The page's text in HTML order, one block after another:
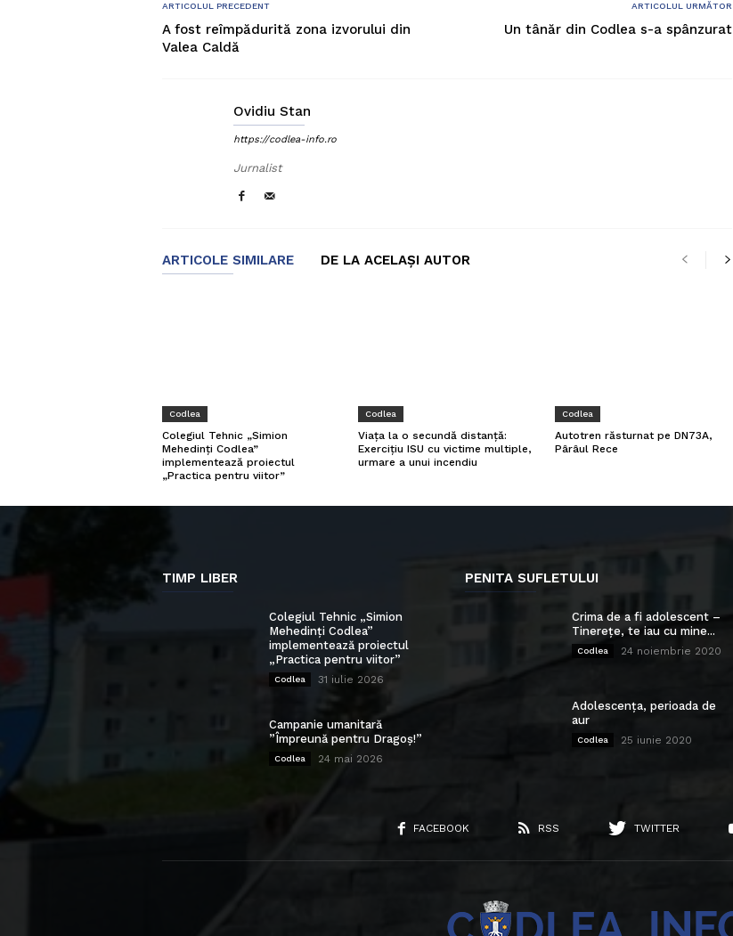
ARTICOLUL PRECEDENT
A fost reîmpădurită zona izvorului din
Valea Caldă
ARTICOLUL URMĂTOR
Un tânăr din Codlea s-a spânzurat
Ovidiu Stan
https://codlea-info.ro
Jurnalist
ARTICOLE SIMILARE DE LA ACELAȘI AUTOR
Codlea
Colegiul Tehnic „Simion
Mehedinți Codlea”
implementează proiectul
„Practica pentru viitor”
Codlea
Viața la o secundă distanță:
Exercițiu ISU cu victime multiple,
urmare a unui incendiu
Codlea
Autotren răsturnat pe DN73A,
Pârâul Rece
TIMP LIBER
Colegiul Tehnic „Simion
Mehedinți Codlea”
implementează proiectul
„Practica pentru viitor”
Codlea 31 iulie 2026
Campanie umanitară
”Împreună pentru Dragoș!”
Codlea 24 mai 2026
PENITA SUFLETULUI
Crima de a fi adolescent –
Tinerețe, te iau cu mine...
Codlea 24 noiembrie 2020
Adolescența, perioada de
aur
Codlea 25 iunie 2020
FACEBOOK RSS TWITTER